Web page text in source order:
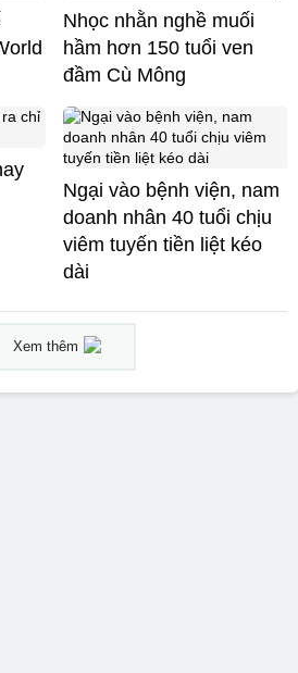
Nhọc nhằn nghề muối
hầm hơn 150 tuổi ven
đầm Cù Mông
Ngại vào bệnh viện, nam
doanh nhân 40 tuổi chịu
viêm tuyến tiền liệt kéo
dài
Xem thêm